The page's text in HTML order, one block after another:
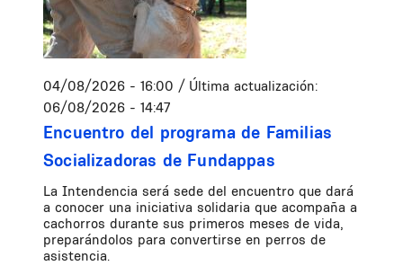
04/08/2026 - 16:00 / Última actualización:
06/08/2026 - 14:47
Encuentro del programa de Familias
Socializadoras de Fundappas
La Intendencia será sede del encuentro que dará
a conocer una iniciativa solidaria que acompaña a
cachorros durante sus primeros meses de vida,
preparándolos para convertirse en perros de
asistencia.